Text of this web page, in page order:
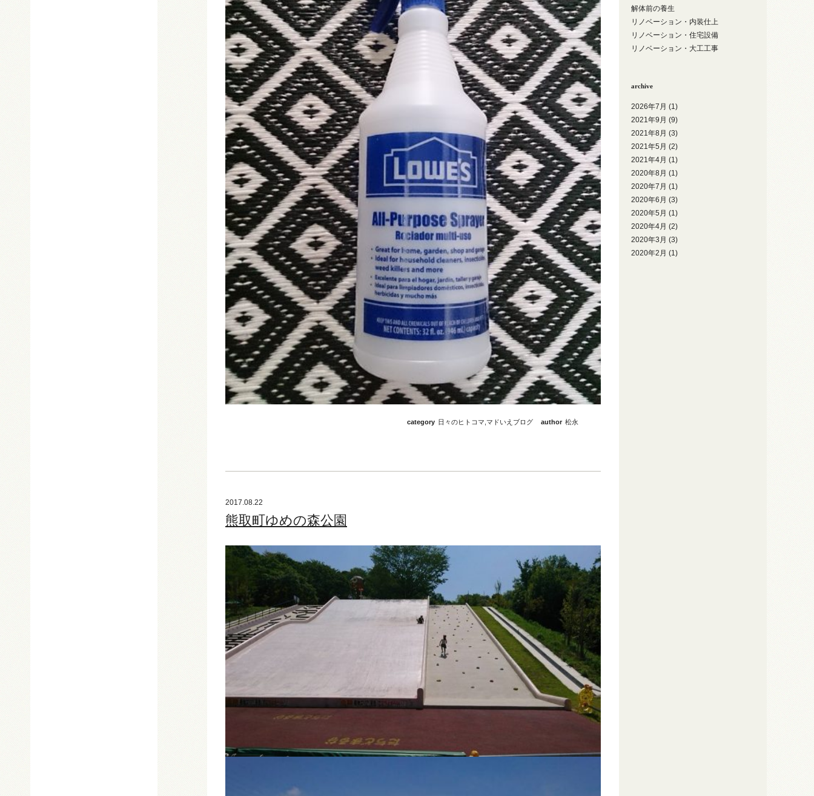
category 日々のヒトコマ マドいえブログ author 松永
2017.08.22
熊取町ゆめの森公園
解体前の養生
リノベーション・内装仕上
リノベーション・住宅設備
リノベーション・大工工事
archive
2026年7月 (1)
2021年9月 (9)
2021年8月 (3)
2021年5月 (2)
2021年4月 (1)
2020年8月 (1)
2020年7月 (1)
2020年6月 (3)
2020年5月 (1)
2020年4月 (2)
2020年3月 (3)
2020年2月 (1)